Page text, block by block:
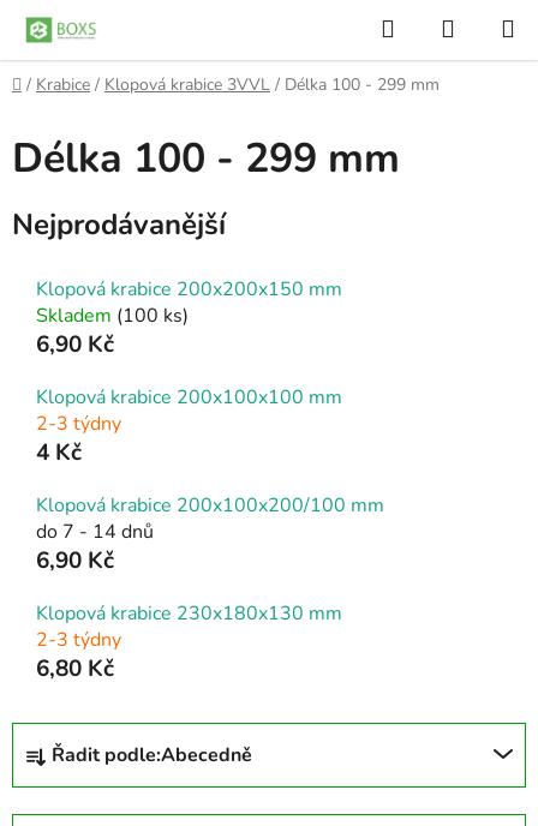
Přejít
obsah
Hledat
KOŠÍK
Domů
/ Krabice / Klopová krabice 3VVL / Délka 100 - 299 mm
Délka 100 - 299 mm
Nejprodávanější
Klopová krabice 200x200x150 mm
Skladem (100 ks)
6,90 Kč
Klopová krabice 200x100x100 mm
2-3 týdny
4 Kč
Klopová krabice 200x100x200/100 mm
do 7 - 14 dnů
6,90 Kč
Klopová krabice 230x180x130 mm
2-3 týdny
6,80 Kč
Ř
z
Řadit podle:Abecedně